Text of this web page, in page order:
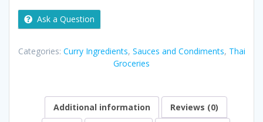
Ask a Question
Categories: Curry Ingredients, Sauces and Condiments, Thai
Groceries
Additional information
Reviews (0)